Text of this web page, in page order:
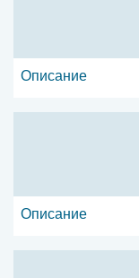
Описание
Описание